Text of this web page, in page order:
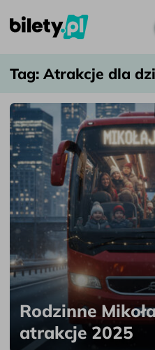
Przejdź do treści
Atrakcje dla dzieci – bilety.pl
Tag: Atrakcje dla
Rodzinne
atrakcje 2025